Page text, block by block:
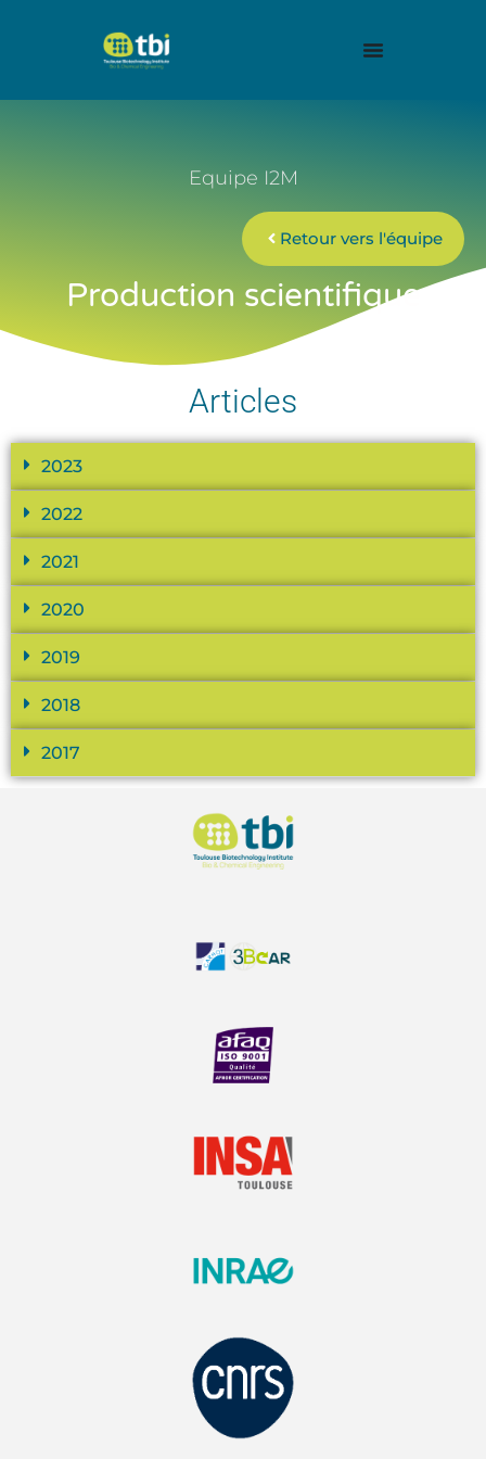
Equipe I2M
Retour vers l'équipe
Production scientifique
Articles
2023
2022
2021
2020
2019
2018
2017